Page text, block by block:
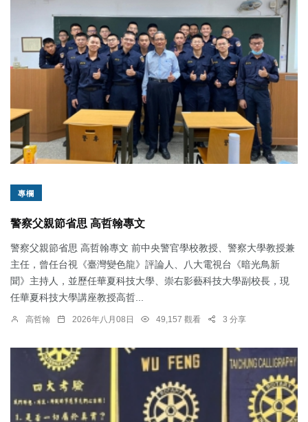
專欄
警察父親節省思 高哲翰專文
警察父親節省思 高哲翰專文 前中央警官學校教授、警察大學教授兼
主任，曾任台視《臺灣變色龍》評論人、八大電視台《暗光鳥新
聞》主持人，並歷任華夏科技大學、崇右影藝科技大學副校長，現
任華夏科技大學講座教授高哲...
高哲翰 2026年八月08日 49,157 觀看 3 分享